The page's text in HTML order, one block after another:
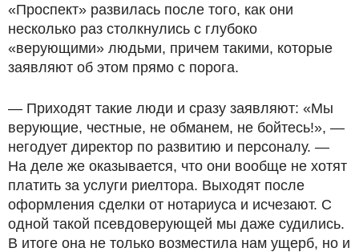
«Проспект» развилась после того, как они
несколько раз столкнулись с глубоко
«верующими» людьми, причем такими, которые
заявляют об этом прямо с порога.
— Приходят такие люди и сразу заявляют: «Мы
верующие, честные, не обманем, не бойтесь!», —
негодует директор по развитию и персоналу. —
На деле же оказывается, что они вообще не хотят
платить за услуги риелтора. Выходят после
оформления сделки от нотариуса и исчезают. С
одной такой псевдоверующей мы даже судились.
В итоге она не только возместила нам ущерб, но и